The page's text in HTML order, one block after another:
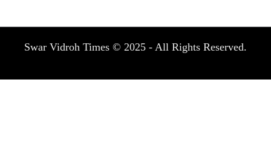
Swar Vidroh Times © 2025 - All Rights Reserved.